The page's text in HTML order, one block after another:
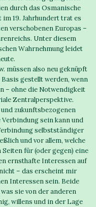
durch das Osmanische
19. Jahrhundert trat es
verschobenen Europas –
Unter diesem
Wahrnehmung leidet
müssen also neu geknüpft
gestellt werden, wenn
– ohne die Notwendigkeit
Zentralperspektive.
zukunftsbezogenen
sein kann und
selbstständiger
und vor allem, welche
für (oder gegen) eine
ernsthafte Interessen auf
– das erscheint mir
Interessen sein. Beide
sie von der anderen
willens und in der Lage